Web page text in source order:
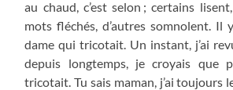
au chaud, c’est selon ; certains
mots fléchés, d’autres somnolent. Il
dame qui tricotait. Un instant, j’ai
depuis longtemps, je croyais que
tricotait. Tu sais maman, j’ai toujours